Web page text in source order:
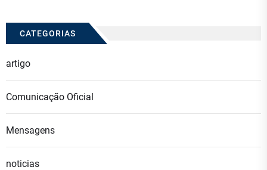
CATEGORIAS
artigo
Comunicação Oficial
Mensagens
noticias